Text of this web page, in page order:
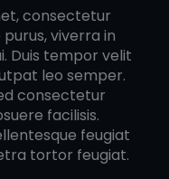
consectetur
viverra in
Duis tempor velit
leo semper.
consectetur
facilisis.
feugiat
tortor feugiat.